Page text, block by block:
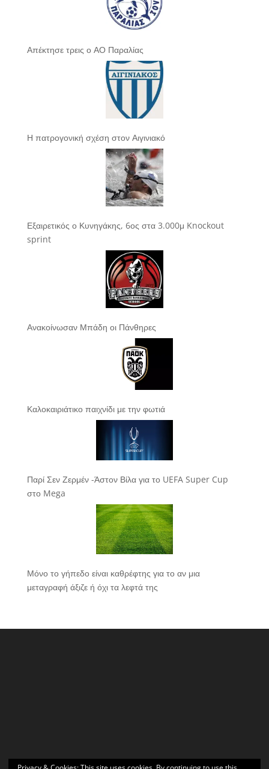
Απέκτησε τρεις ο ΑΟ Παραλίας
Η πατρογονική σχέση στον Αιγινιακό
Εξαιρετικός ο Κυνηγάκης, 6ος στα 3.000μ Knockout
sprint
Ανακοίνωσαν Μπάδη οι Πάνθηρες
Καλοκαιριάτικο παιχνίδι με την φωτιά
Παρί Σεν Ζερμέν -Άστον Βίλα για το UEFA Super Cup
στο Mega
Μόνο το γήπεδο είναι καθρέφτης για το αν μια
μεταγραφή άξιζε ή όχι τα λεφτά της